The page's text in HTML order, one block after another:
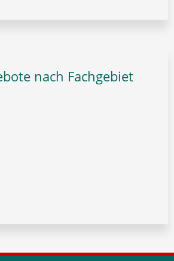
nach Fachgebiet